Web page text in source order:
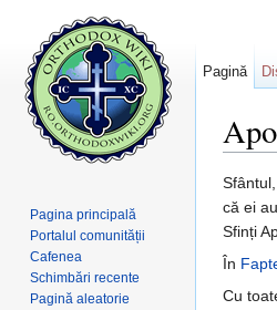
că ei
Sfinți
În
Cu
Pagină
Pagina principală
Portalul comunității
Cafenea
Schimbări recente
Pagină aleatorie